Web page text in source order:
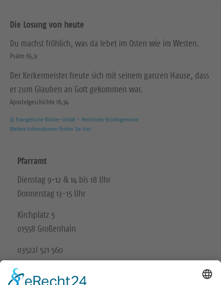
Die Losung von heute
Du machst fröhlich, was da lebet im Osten wie im Westen.
Psalm 65,9
Der Kerkermeister freute sich mit seinem ganzen Hause, dass
er zum Glauben an Gott gekommen war.
Apostelgeschichte 16,34
© Evangelische Brüder-Unität – Herrnhuter Brüdergemeine
Weitere Informationen finden Sie hier
Pfarramt
Dienstag 9-12 & 14 bis 18 Uhr
Donnerstag 13-15 Uhr
Kirchplatz 5
01558 Großenhain
03522/ 521 560
Unsere Schwesterkirchgemeinde